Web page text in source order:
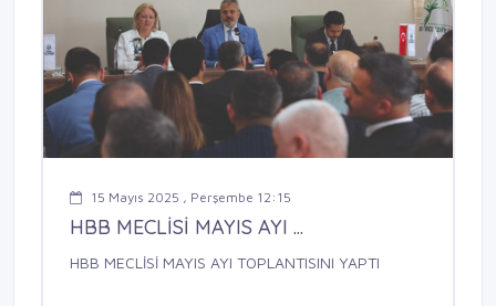
15 Mayıs 2025 , Perşembe 12:15
HBB MECLİSİ MAYIS AYI ...
HBB MECLİSİ MAYIS AYI TOPLANTISINI YAPTI